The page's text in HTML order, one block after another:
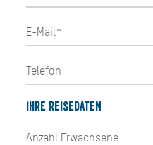
Ihre Reisedaten